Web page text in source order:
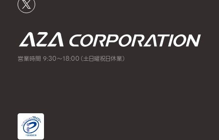
営業時間 9:30～18:00（土日曜祝日休業）